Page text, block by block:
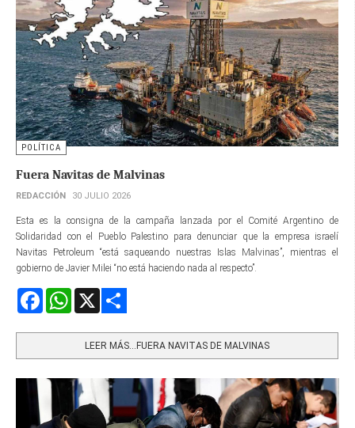
POLÍTICA
Fuera Navitas de Malvinas
REDACCIÓN 30 JULIO 2026
Esta es la consigna de la campaña lanzada por el Comité Argentino de
Solidaridad con el Pueblo Palestino para denunciar que la empresa israelí
Navitas Petroleum “está saqueando nuestras Islas Malvinas”, mientras el
gobierno de Javier Milei “no está haciendo nada al respecto”.
FacebookWhatsApp
LEER MÁS…FUERA NAVITAS DE MALVINAS